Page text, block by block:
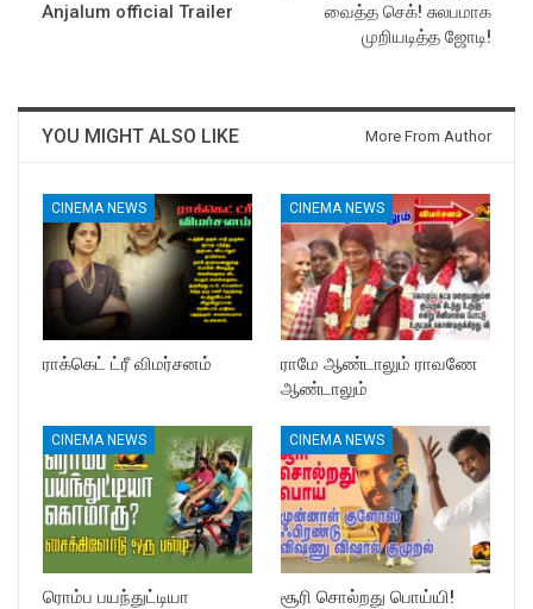
Anjalum official Trailer
வைத்த செக்! சுலபமாக
முறியடித்த ஜோடி!
YOU MIGHT ALSO LIKE More From Author
CINEMA NEWS
ராக்கெட் ட்ரீ விமர்சனம்
CINEMA NEWS
ராமே ஆண்டாலும் ராவணே
ஆண்டாலும்
CINEMA NEWS
ரொம்ப பயந்துட்டியா
CINEMA NEWS
சூரி சொல்றது பொய்யி!